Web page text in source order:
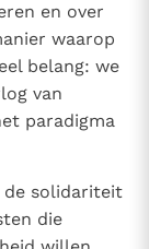
en over
waarop
belang: we
van
paradigma
de solidariteit
die